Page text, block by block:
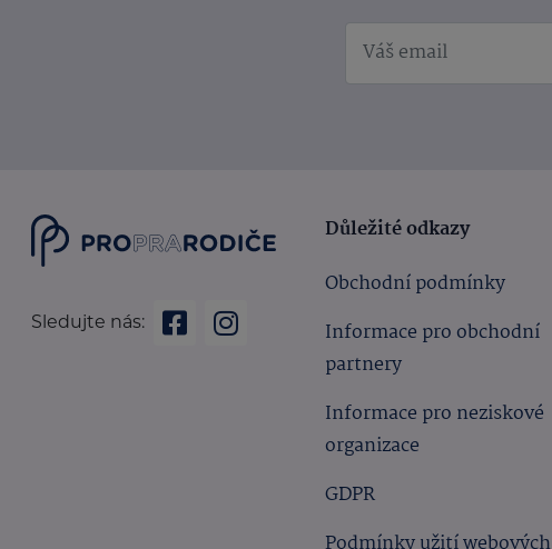
Sledujte nás:
Důležité odkazy
Obchodní podmínky
Informace pro obchodní
partnery
Informace pro neziskové
organizace
GDPR